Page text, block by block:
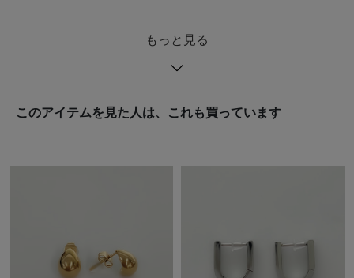
もっと見る
このアイテムを見た人は、これも買っています